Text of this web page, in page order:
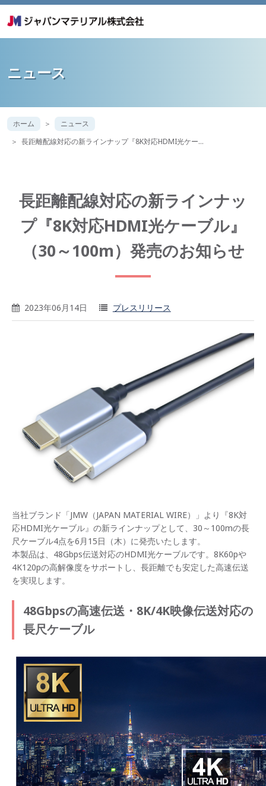
ニュース
ホーム
ニュース
長距離配線対応の新ラインナップ『8K対応HDMI光ケー…
長距離配線対応の新ラインナッ
プ『8K対応HDMI光ケーブル』
（30～100m）発売のお知らせ
2023年06月14日 プレスリリース
当社ブランド「JMW（JAPAN MATERIAL WIRE）」より『8K対
応HDMI光ケーブル』の新ラインナップとして、30～100mの長
尺ケーブル4点を6月15日（木）に発売いたします。
本製品は、48Gbps伝送対応のHDMI光ケーブルです。8K60pや
4K120pの高解像度をサポートし、長距離でも安定した高速伝送
を実現します。
48Gbpsの高速伝送・8K/4K映像伝送対応の
長尺ケーブル